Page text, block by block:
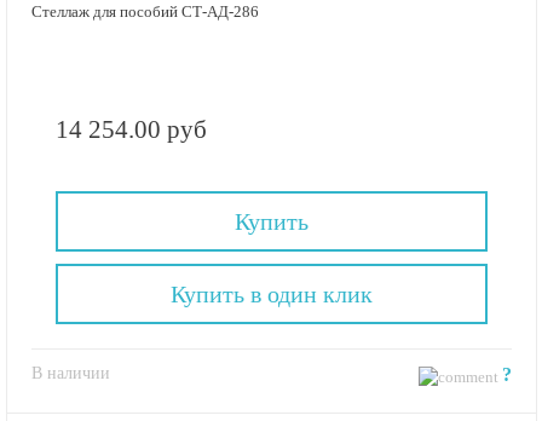
Стеллаж для пособий СТ-АД-286
14 254.00 руб
Купить
В наличии ?
Купить в один клик